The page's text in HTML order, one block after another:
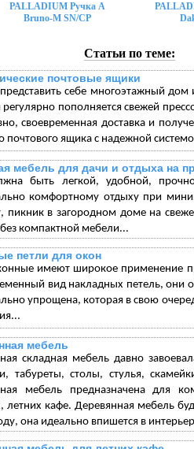
PALLADIUM Ручка A
Bruno-M SN/CP
Статьи по теме:
почтовые ящики
себе многоэтажный дом
регулярно пополняется свежей
своевременная доставка и
почтового ящика с надежной
мебель для дачи и отдыха на
быть легкой, удобной,
комфортному отдыху при
пикник в загородном доме на
компактной мебели...
петли для окон
имеют широкое применение
вид накладных петель, они
упрощена, которая в свою
мебель
складная мебель давно
табуреты, столы, стулья,
мебель предназначена для
летних кафе. Деревянная мебель
она идеально впишется в